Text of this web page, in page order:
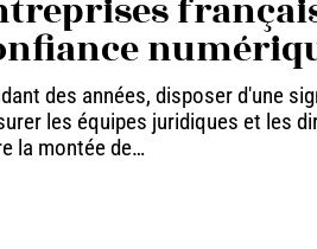
des années, disposer d'une
les équipes juridiques et les
la montée de…